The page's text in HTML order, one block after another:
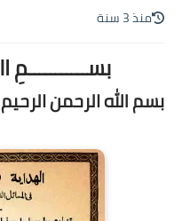
منذ 3 سنة
بسم الله الرحمن الرحيم